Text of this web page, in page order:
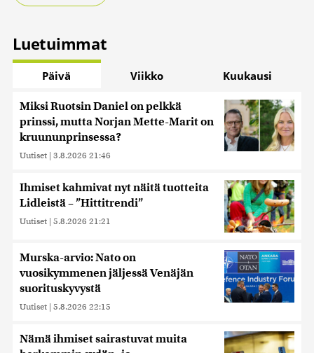
Luetuimmat
Päivä Viikko Kuukausi
Miksi Ruotsin Daniel on pelkkä
prinssi, mutta Norjan Mette-Marit on
kruununprinsessa?
Uutiset | 3.8.2026 21:46
Ihmiset kahmivat nyt näitä tuotteita
Lidleistä – ”Hittitrendi”
Uutiset | 5.8.2026 21:21
Murska-arvio: Nato on
vuosikymmenen jäljessä Venäjän
suorituskyvystä
Uutiset | 5.8.2026 22:15
Nämä ihmiset sairastuvat muita